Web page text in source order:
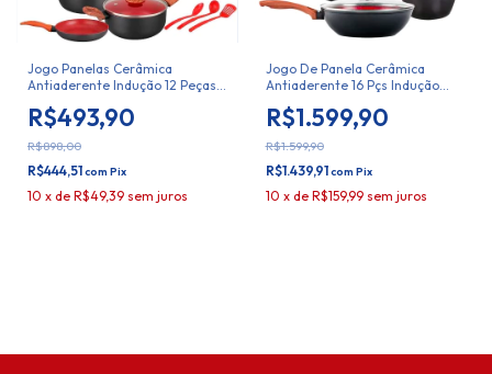
Jogo Panelas Cerâmica
Antiaderente Indução 12 Peças
R$493,90
R$898,00
R$444,51com Pix
10 x de R$49,39 sem juros
Jogo De Panela Cerâmica
Antiaderente 16 Pçs Indução
R$1.599,90
R$1.599,90
R$1.439,91com Pix
10 x de R$159,99 sem juros